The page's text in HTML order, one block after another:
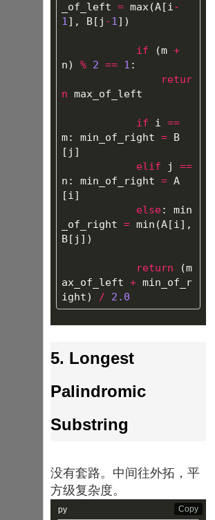
_of_left
= max (A[i -
1 ], B[ j -1 ])
if (m +
n) % 2 == 1 :
retur
n
max_of_left
if i
==
m: min_of_right = B
[ j ]
elif
j
==
n : min_of_right = A
[i ]
else:
min
_of_right
= min (A[i ],
B[ j ])
return (m
ax_of_left
+ min_of_r
ight) / 2.0
5. Longest
Palindromic
Substring
没有套路。中间往外拓，平
方级复杂度。
py Copy